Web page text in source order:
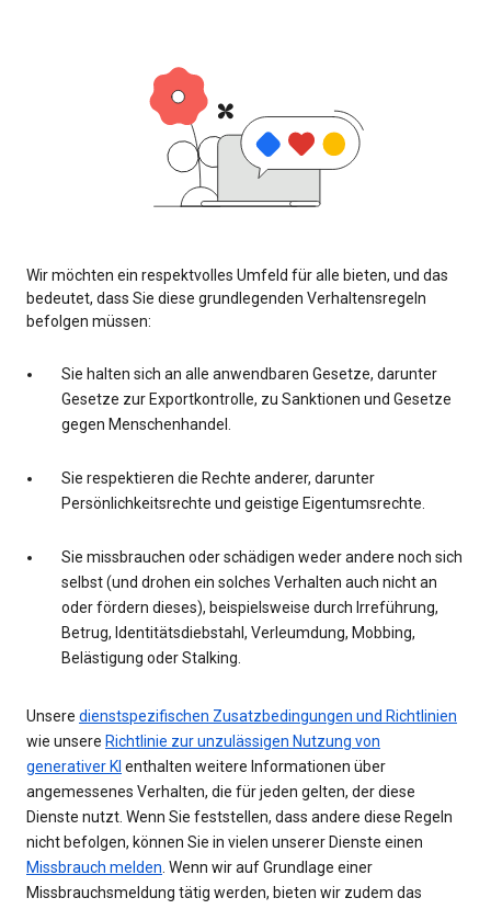
Wir möchten ein respektvolles Umfeld für alle bieten, und das
bedeutet, dass Sie diese grundlegenden Verhaltensregeln
befolgen müssen:
Sie halten sich an alle anwendbaren Gesetze, darunter
Gesetze zur Exportkontrolle, zu Sanktionen und Gesetze
gegen Menschenhandel.
Sie respektieren die Rechte anderer, darunter
Persönlichkeitsrechte und geistige Eigentumsrechte.
Sie missbrauchen oder schädigen weder andere noch sich
selbst (und drohen ein solches Verhalten auch nicht an
oder fördern dieses), beispielsweise durch Irreführung,
Betrug, Identitätsdiebstahl, Verleumdung, Mobbing,
Belästigung oder Stalking.
Unsere dienstspezifischen Zusatzbedingungen und Richtlinien
wie unsere Richtlinie zur unzulässigen Nutzung von
generativer KI enthalten weitere Informationen über
angemessenes Verhalten, die für jeden gelten, der diese
Dienste nutzt. Wenn Sie feststellen, dass andere diese Regeln
nicht befolgen, können Sie in vielen unserer Dienste einen
Missbrauch melden. Wenn wir auf Grundlage einer
Missbrauchsmeldung tätig werden, bieten wir zudem das